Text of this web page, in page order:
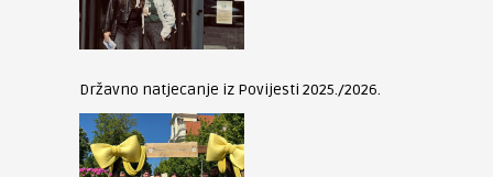
Državno natjecanje iz Povijesti 2025./2026.